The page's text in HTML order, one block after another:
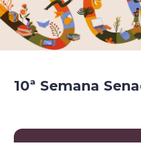
10ª Semana